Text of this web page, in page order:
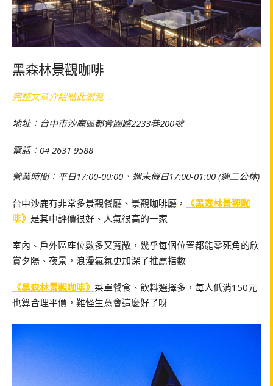
黑森林景觀咖啡
完整文章介紹點此瀏覽
地址：台中市沙鹿區都會園路2233巷200號
電話：04 2631 9588
營業時間：平日17:00-00:00、週末假日17:00-01:00 (週二公休)
台中沙鹿有非常多景觀餐廳、景觀咖啡廳，
《黑森林景觀咖
啡》 是其中評價很好、人氣很高的一家
室內、戶外區座位數多又寬敞，幾乎每個位置都能零死角的欣
賞夕陽、夜景，浪漫氣氛更加深了推薦指數
《黑森林景觀咖啡》 菜單餐食、飲料選擇多，每人低消150元
也算合理平價，難怪生意會這麼好了呀